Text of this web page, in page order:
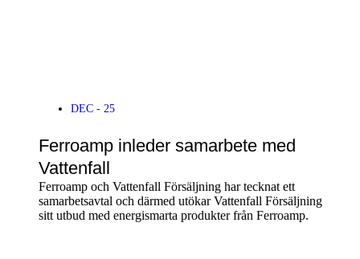
DEC - 25
Ferroamp inleder samarbete med
Vattenfall
Ferroamp och Vattenfall Försäljning har tecknat ett
samarbetsavtal och därmed utökar Vattenfall Försäljning
sitt utbud med energismarta produkter från Ferroamp.